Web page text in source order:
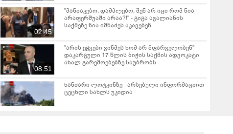
02:45
"მანიაკებო, დამპლებო, შენ არ იცი რომ ნია
არაფერშუაში არაა?!" - გიგა ავალიანის
საქმეზე ნია იმნაძეს აკავებენ
08:51
"არის ეჭვები ვინმეს ხომ არ მფარველობენ" -
დაკარგული 17 წლის ბიჭის საქმის ადვოკატი
ახალ გარემოებებზე საუბრობს
ხანძარი ლოტკინზე - არსებული ინფორმაციით
ცეცხლი სახლს უკიდია